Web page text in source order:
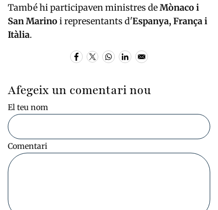
També hi participaven ministres deMònaco i
San Marinoi representants d'Espanya, França i
Itàlia.
Afegeix un comentari nou
El teu nom
Comentari